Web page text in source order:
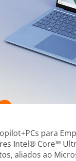
para
Intel® Core™
aliados ao